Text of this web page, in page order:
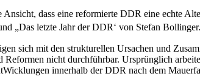
dass eine reformierte DDR eine echte
„Das letzte Jahr der DDR‘ von Stefan Bollinger.
sich mit den strukturellen Ursachen und
nicht durchführbar. Ursprünglich
innerhalb der DDR nach dem